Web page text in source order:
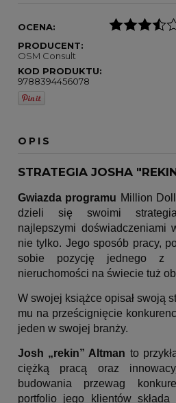
OCENA:
PRODUCENT:
OSM Consult
KOD PRODUKTU:
9788394456078
OPIS
STRATEGIA JOSHA
Gwiazda programu Million
dzieli się swoimi
najlepszymi doświadczeniami
nie tylko. Jego sposób pracy,
sobie pozycję jednego z
nieruchomości na świecie tuż
W swojej książce opisał swoją
mu na prześcignięcie
jeden w swojej branży.
Josh „rekin” Altman to
ciężką pracą oraz
budowania przewag
portfolio jego klientów